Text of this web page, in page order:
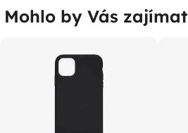
Mohlo by Vás zajímat